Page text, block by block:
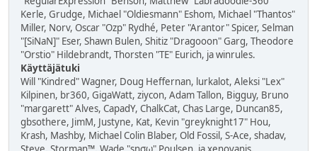
Kerle, Grudge, Michael "Oldiesmann" Eshom, Michael "Thantos"
Miller, Norv, Oscar "Ozp" Rydhé, Peter "Arantor" Spicer, Selman
"[SiNaN]" Eser, Shawn Bulen, Shitiz "Dragooon" Garg, Theodore
"Orstio" Hildebrandt, Thorsten "TE" Eurich, ja winrules.
Käyttäjätuki
Will "Kindred" Wagner, Doug Heffernan, lurkalot, Aleksi "Lex"
Kilpinen, br360, GigaWatt, ziycon, Adam Tallon, Bigguy, Bruno
"margarett" Alves, CapadY, ChalkCat, Chas Large, Duncan85,
gbsothere, JimM, Justyne, Kat, Kevin "greyknight17" Hou,
Krash, Mashby, Michael Colin Blaber, Old Fossil, S-Ace, shadav,